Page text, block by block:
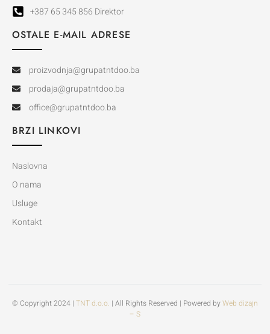
+387 65 345 856 Direktor
OSTALE E-MAIL ADRESE
proizvodnja@grupatntdoo.ba
prodaja@grupatntdoo.ba
office@grupatntdoo.ba
BRZI LINKOVI
Naslovna
O nama
Usluge
Kontakt
© Copyright 2024 | TNT d.o.o. | All Rights Reserved | Powered byWeb dizajn
– S